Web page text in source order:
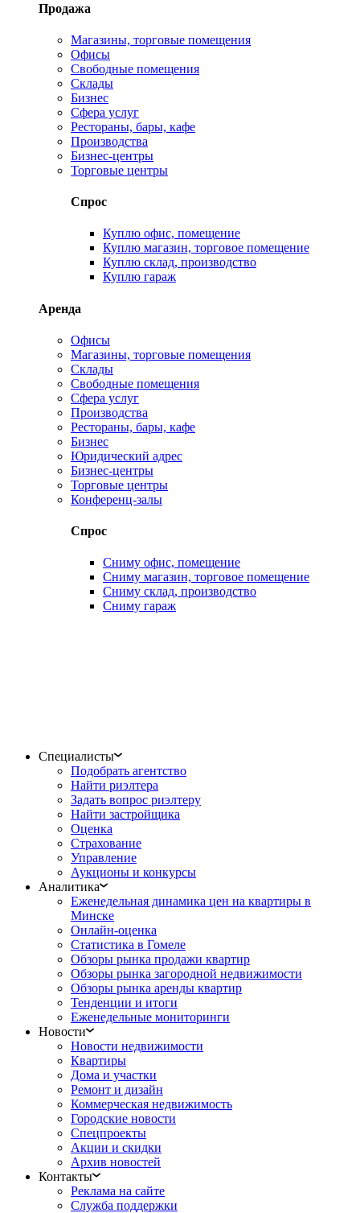
Продажа
Магазины, торговые помещения
Офисы
Свободные помещения
Склады
Бизнес
Сфера услуг
Рестораны, бары, кафе
Производства
Бизнес-центры
Торговые центры
Спрос
Куплю офис, помещение
Куплю магазин, торговое помещение
Куплю склад, производство
Куплю гараж
Аренда
Офисы
Магазины, торговые помещения
Склады
Свободные помещения
Сфера услуг
Производства
Рестораны, бары, кафе
Бизнес
Юридический адрес
Бизнес-центры
Торговые центры
Конференц-залы
Спрос
Сниму офис, помещение
Сниму магазин, торговое помещение
Сниму склад, производство
Сниму гараж
Специалисты
Подобрать агентство
Найти риэлтера
Задать вопрос риэлтеру
Найти застройщика
Оценка
Страхование
Управление
Аукционы и конкурсы
Аналитика
Еженедельная динамика цен на квартиры в
Минске
Онлайн-оценка
Статистика в Гомеле
Обзоры рынка продажи квартир
Обзоры рынка загородной недвижимости
Обзоры рынка аренды квартир
Тенденции и итоги
Еженедельные мониторинги
Новости
Новости недвижимости
Квартиры
Дома и участки
Ремонт и дизайн
Коммерческая недвижимость
Городские новости
Спецпроекты
Акции и скидки
Архив новостей
Контакты
Реклама на сайте
Служба поддержки